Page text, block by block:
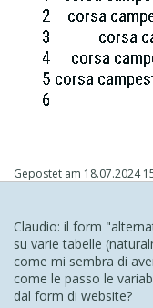
Gepostet am 18.07.2024
Claudio: il form
su varie tabelle
come mi sembra di
come le passo le
dal form di website?